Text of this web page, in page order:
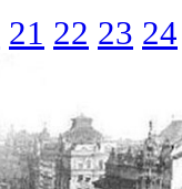
21 22 23 24